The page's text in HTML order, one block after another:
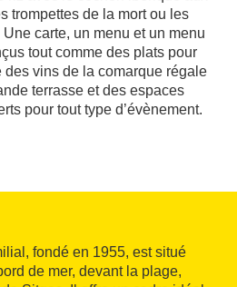
trompettes de la mort ou les
carte, un menu et un menu
tout comme des plats pour
vins de la comarque régale
terrasse et des espaces
pour tout type d’évènement.
fondé en 1955, est situé
de mer, devant la plage,